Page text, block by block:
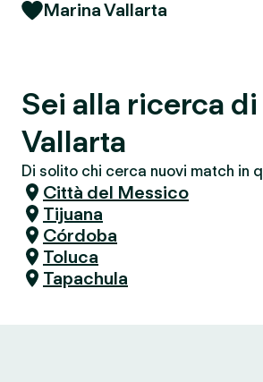
Marina Vallarta
Sei alla ricerca
Vallarta
Di solito chi cerca nuovi match in
Città del Messico
Tijuana
Córdoba
Toluca
Tapachula